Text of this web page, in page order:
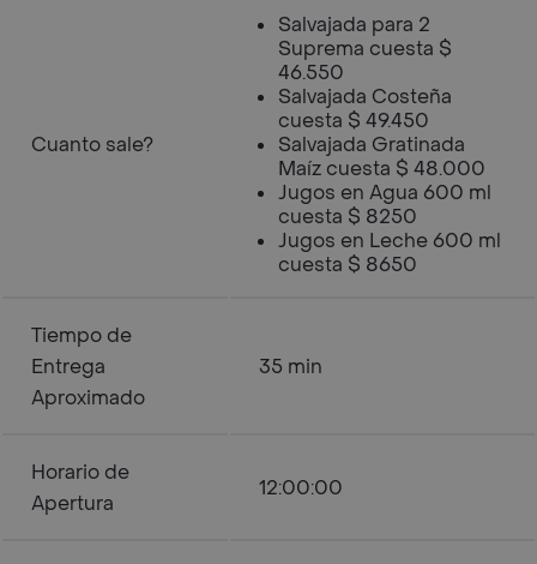
Cuanto sale?
Salvajada para 2
Suprema cuesta $
46.550
Salvajada Costeña
cuesta $ 49.450
Salvajada Gratinada
Maíz cuesta $ 48.000
Jugos en Agua 600 ml
cuesta $ 8250
Jugos en Leche 600 ml
cuesta $ 8650
Tiempo de
Entrega
Aproximado
35 min
Horario de
Apertura
12:00:00